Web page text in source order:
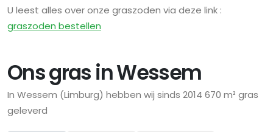
U leest alles over onze graszoden via deze link :
graszoden bestellen
Ons gras in Wessem
In Wessem (Limburg) hebben wij sinds 2014 670 m² gras
geleverd